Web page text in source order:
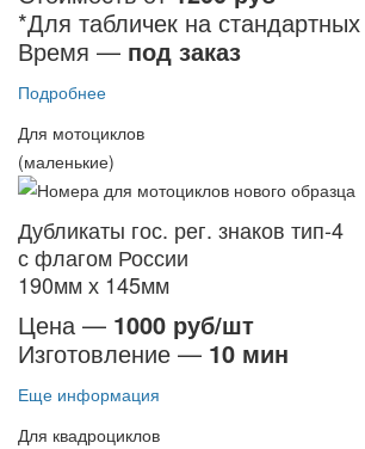
*Для табличек на
Время — под заказ
Подробнее
Для мотоциклов
(маленькие)
Дубликаты гос. рег. знаков тип-4
с флагом России
190мм х 145мм
Цена — 1000 руб/шт
Изготовление — 10 мин
Еще информация
Для квадроциклов